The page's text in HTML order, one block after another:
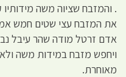
. והמזבח שציוה משה
את המזבח עצי שטים חמש
אדם זרטל מודה שהר עיבל
ויחפש מזבח במידות משה
מאוחרת.